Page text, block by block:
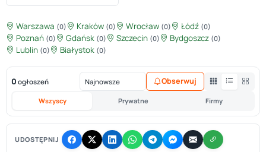
Warszawa (0) Kraków (0) Wrocław (0) Łódź (0)
Poznań (0) Gdańsk (0) Szczecin (0) Bydgoszcz (0)
Lublin (0) Białystok (0)
0 ogłoszeń
Wszyscy Prywatne Firmy
Obserwuj
UDOSTĘPNIJ